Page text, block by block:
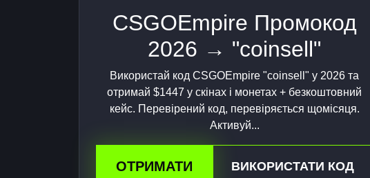
CSGOEmpire Промокод
2026 → "coinsell"
Використай код CSGOEmpire "coinsell" у 2026 та
отримай $1447 у скінах і монетах + безкоштовний
кейс. Перевірений код, перевіряється щомісяця.
Активуй...
ОТРИМАТИ
ВИКОРИСТАТИ КОД